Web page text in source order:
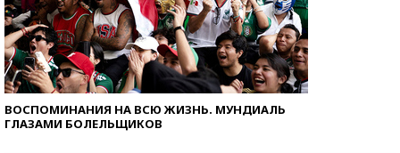
ВОСПОМИНАНИЯ НА ВСЮ ЖИЗНЬ. МУНДИАЛЬ
ГЛАЗАМИ БОЛЕЛЬЩИКОВ